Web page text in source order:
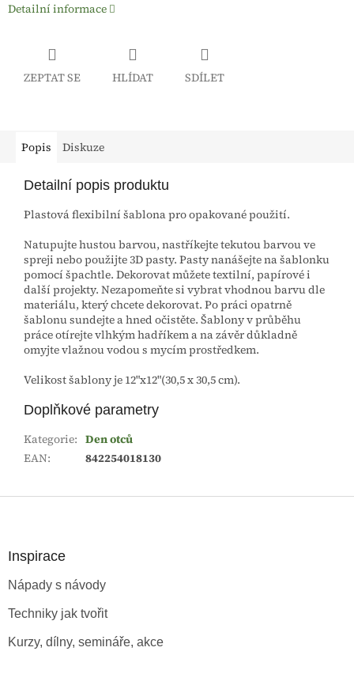
Detailní informace
ZEPTAT SE HLÍDAT SDÍLET
Popis Diskuze
Detailní popis produktu
Plastová flexibilní šablona pro opakované použití.
Natupujte hustou barvou, nastříkejte tekutou barvou ve
spreji nebo použijte 3D pasty. Pasty nanášejte na šablonku
pomocí špachtle. Dekorovat můžete textilní, papírové i
další projekty. Nezapomeňte si vybrat vhodnou barvu dle
materiálu, který chcete dekorovat. Po práci opatrně
šablonu sundejte a hned očistěte. Šablony v průběhu
práce otírejte vlhkým hadříkem a na závěr důkladně
omyjte vlažnou vodou s mycím prostředkem.
Velikost šablony je 12"x12"(30,5 x 30,5 cm).
Doplňkové parametry
Kategorie: Den otců
EAN: 842254018130
Inspirace
Nápady s návody
Techniky jak tvořit
Kurzy, dílny, semináře, akce